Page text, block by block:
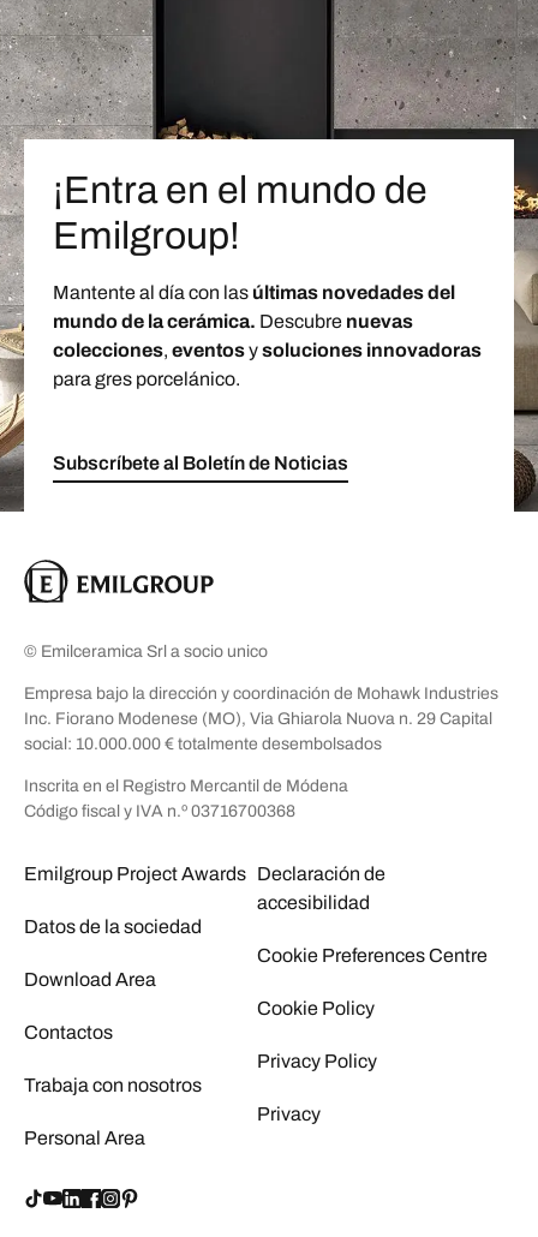
¡Entra en el mundo de
Emilgroup!
Mantente al día con las últimas novedades del
mundo de la cerámica. Descubre nuevas
colecciones, eventosysoluciones innovadoras
para gres porcelánico.
Subscríbete al Boletín de Noticias
© Emilceramica Srl a socio unico
Empresa bajo la dirección y coordinación de Mohawk Industries
Inc. Fiorano Modenese (MO), Via Ghiarola Nuova n. 29 Capital
social: 10.000.000 € totalmente desembolsados
Inscrita en el Registro Mercantil de Módena
Código fiscal y IVA n.º 03716700368
Emilgroup Project Awards
Datos de la sociedad
Download Area
Contactos
Trabaja con nosotros
Personal Area
Declaración de
accesibilidad
Cookie Preferences Centre
Cookie Policy
Privacy Policy
Privacy